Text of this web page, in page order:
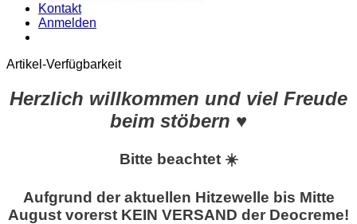
Kontakt
Anmelden
Artikel-Verfügbarkeit
Herzlich willkommen und viel Freude
beim stöbern ♥
Bitte beachtet ☀️
Aufgrund der aktuellen Hitzewelle bis Mitte
August vorerst KEIN VERSAND der Deocreme!